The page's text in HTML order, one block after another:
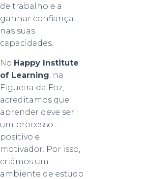
de trabalho e a
ganhar confiança
nas suas
capacidades.
No Happy Institute
of Learning, na
Figueira da Foz,
acreditamos que
aprender deve ser
um processo
positivo e
motivador. Por isso,
criámos um
ambiente de estudo